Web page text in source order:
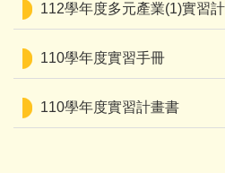
112學年度多元產業(1)實習
110學年度實習手冊
110學年度實習計畫書